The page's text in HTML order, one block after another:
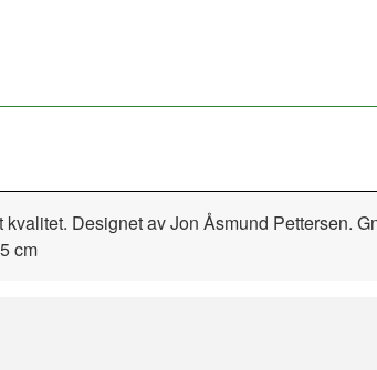
Designet av Jon Åsmund Pettersen.
cm